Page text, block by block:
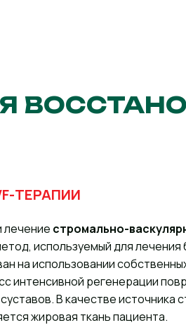
ТЕРАПИИ
лечение стромально-
используемый для
на использовании
интенсивной регенерации
В качестве источника
жировая ткань пациента.